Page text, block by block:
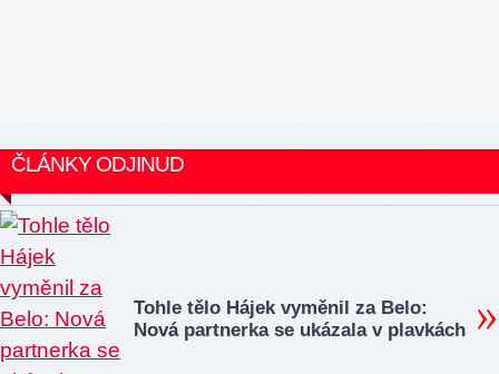
ČLÁNKY ODJINUD
Tohle tělo Hájek vyměnil za Belo:
Nová partnerka se ukázala v plavkách